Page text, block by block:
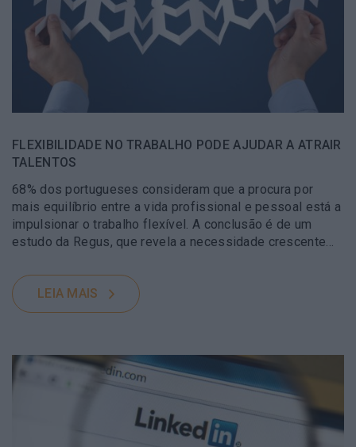
FLEXIBILIDADE NO TRABALHO PODE AJUDAR A ATRAIR
TALENTOS
68% dos portugueses consideram que a procura por
mais equilíbrio entre a vida profissional e pessoal está a
impulsionar o trabalho flexível. A conclusão é de um
estudo da Regus, que revela a necessidade crescente…
LEIA MAIS